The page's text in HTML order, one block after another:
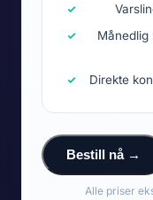
Direkte
Bestill nå →
Alle priser